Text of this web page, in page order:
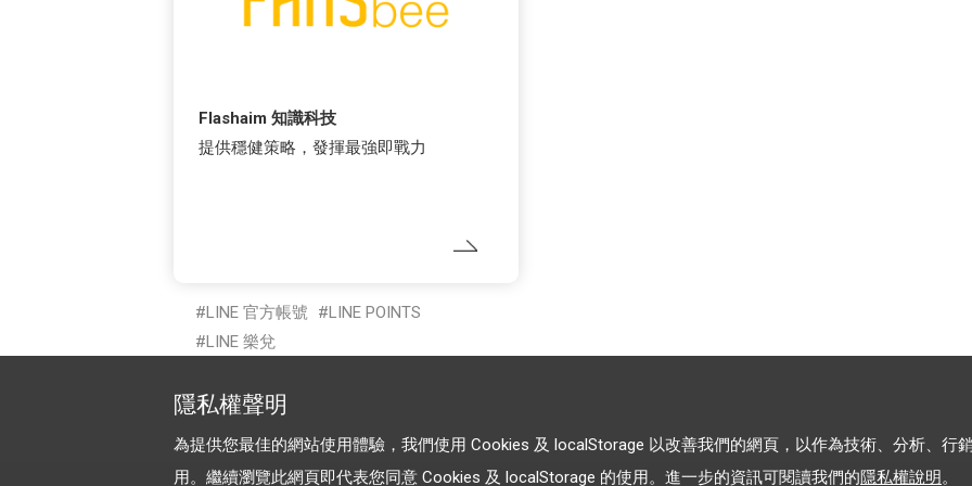
Flashaim 知識科技
提供穩健策略，發揮最強即戰力
LINE 官方帳號
LINE POINTS
LINE 樂兌
隱私權聲明
為提供您最佳的網站使用體驗，我們使用 Cookies 及 localStorage 以改善我們的網頁，以作為技術、分析、行
用。繼續瀏覽此網頁即代表您同意 Cookies 及 localStorage 的使用。進一步的資訊可閱讀我們的隱私權說明。